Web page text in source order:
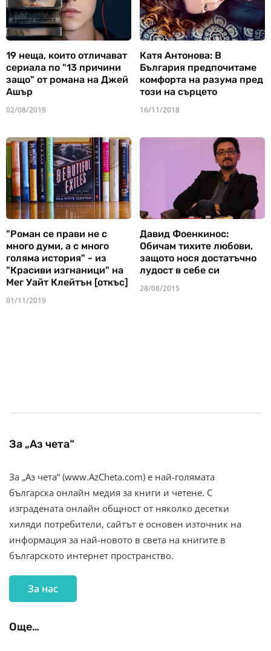
19 неща, които отличават
сериала по "13 причини
защо" от романа на Джей
Ашър
02/08/2019
Катя Антонова: В
България предпочитаме
комфорта на разума пред
този на сърцето
16/11/2018
"Роман се прави не с
много думи, а с много
голяма история" - из
"Красиви изгнаници" на
Мег Уайт Клейтън [откъс]
01/11/2019
Давид Фоенкинос:
Обичам тихите любови,
защото нося достатъчно
лудост в себе си
28/08/2015
За „Аз чета“
За „Аз чета“ (www.AzCheta.com) е най-голямата
българска онлайн медия за книги и четене. С
изградената онлайн общност от няколко десетки
хиляди потребители, сайтът е основен източник на
информация за най-новото в света на книгите в
българското интернет пространство.
За нас
Още…